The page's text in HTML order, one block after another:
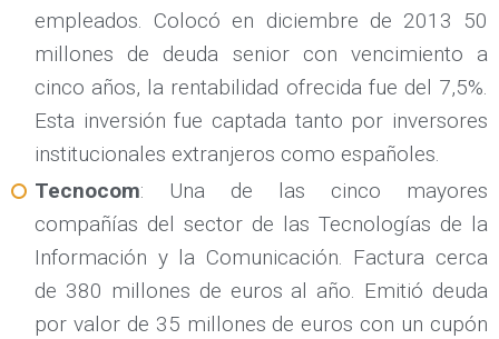
empleados. Colocó en diciembre de 2013 50
millones de deuda senior con vencimiento a
cinco años, la rentabilidad ofrecida fue del 7,5%.
Esta inversión fue captada tanto por inversores
institucionales extranjeros como españoles.
Tecnocom: Una de las cinco mayores
compañías del sector de las Tecnologías de la
Información y la Comunicación. Factura cerca
de 380 millones de euros al año. Emitió deuda
por valor de 35 millones de euros con un cupón